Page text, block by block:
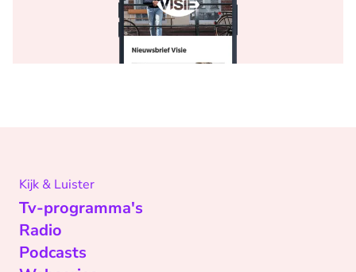
Kijk & Luister
Tv-programma's
Radio
Podcasts